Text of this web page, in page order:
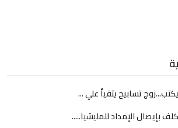
تسابيح يتقيأ علي ...
بإيصال الإمداد للمليشيا.....